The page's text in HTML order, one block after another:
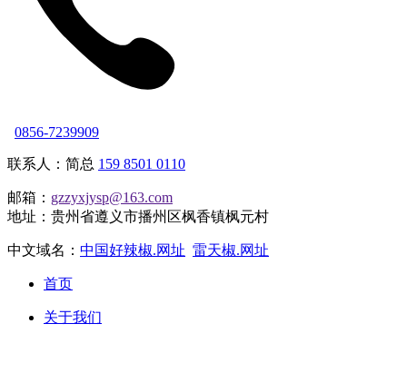
0856-7239909
联系人：简总 159 8501 0110
邮箱： gzzyxjysp@163.com
地址：贵州省遵义市播州区枫香镇枫元村
中文域名： 中国好辣椒.网址 雷天椒.网址
首页
关于我们